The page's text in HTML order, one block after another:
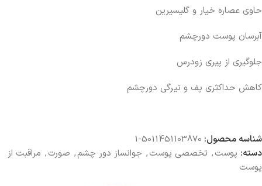
حاوی عصاره خیار و گلیسیرین
آبرسان پوست دورچشم
جلوگیری از پیری زودرس
کاهش حداکثری پف و تیرگی دورچشم
شناسه محصول: 5011451103870-1
دسته: پوست, تخصصی پوست, جوانساز دور چشم, صورت, مراقبت از
پوست